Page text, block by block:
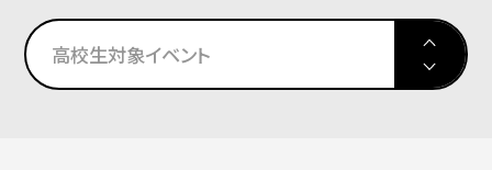
教育・社会連携
高校生対象イベント
入試情報